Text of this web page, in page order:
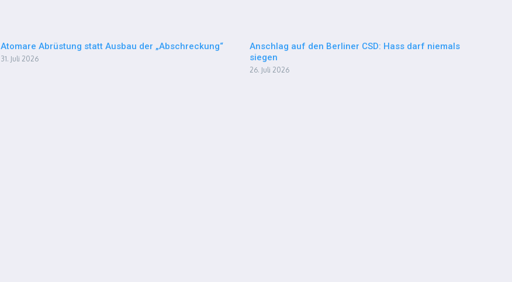
Atomare Abrüstung statt Ausbau der „Abschreckung“
31. Juli 2026
Anschlag auf den Berliner CSD: Hass darf niemals
siegen
26. Juli 2026